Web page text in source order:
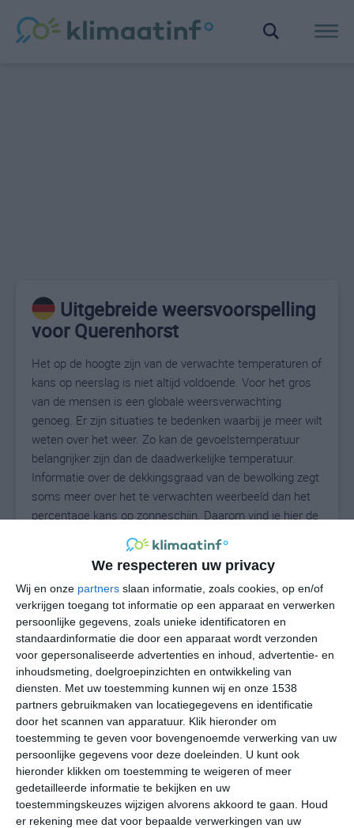
We respecteren uw privacy
Wij en onze partners slaan informatie, zoals cookies, op en/of
verkrijgen toegang tot informatie op een apparaat en verwerken
persoonlijke gegevens, zoals unieke identificatoren en
standaardinformatie die door een apparaat wordt verzonden
voor gepersonaliseerde advertenties en inhoud, advertentie- en
inhoudsmeting, doelgroepinzichten en ontwikkeling van
diensten.
Met uw toestemming kunnen wij en onze 1538
partners gebruikmaken van locatiegegevens en identificatie
door het scannen van apparatuur. Klik hieronder om
toestemming te geven voor bovengenoemde verwerking van uw
persoonlijke gegevens voor deze doeleinden. U kunt ook
hieronder klikken om toestemming te weigeren of meer
gedetailleerde informatie te bekijken en uw
toestemmingskeuzes wijzigen alvorens akkoord te gaan.
Houd
er rekening mee dat voor bepaalde verwerkingen van uw
Uitgebreide weersvoorspelling
voor Querenhorst
Het op de hoogte zijn van de verwachte temperaturen of
kans op neerslag is niet altijd voldoende. Voor het gros
van de mensen is een globale weersverwachting
genoeg. Er zijn situaties te bedenken waarbij je meer wilt
weten over het weer. Zo kan de gevoelstemperatuur
belangrijker zijn dan de daadwerkelijke temperatuur.
Informatie over de dekkingsgraad van de bewolking zegt
soms meer over het te verwachten weerbeeld dan het
percentage kans op zonneschijn. Daarom vind je hier de
uitgebreide weersvoorspelling voor Querenhorst.
21°C
za
24°
zo ma
28° 14°
di
21° 10°
16°C 15°C 14°C